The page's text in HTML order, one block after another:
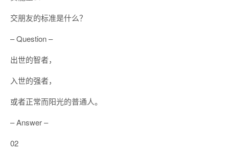
交朋友的标准是什么？
– Question –
出世的智者，
入世的强者，
或者正常而阳光的普通人。
– Answer –
02